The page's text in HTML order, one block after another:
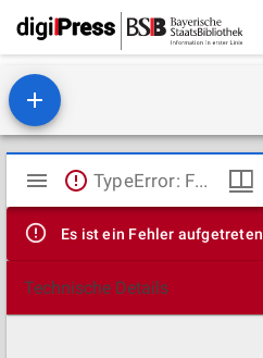
Mirador
Viewer
TypeError: Failed to fetch
Es ist ein Fehler aufgetreten
Technische Details